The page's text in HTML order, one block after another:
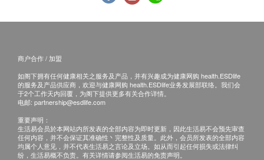
查询热线: 35862219
商户合作 / 加盟
如阁下拥有任何健康相关之服务及产品，并有兴趣成为健康网购 health.ESDlife
的服务及产品供应商，欢迎与健康网购 health.ESDlife业务发展部联络。我们会
于2个工作天内回覆，为阁下提供更多有关合作详情。
电邮: partnership@esdlife.com
重要声明：
生活易会员於本网站内所发表的全部内容为即时更新，因此生活易不会预先审查
任何内容，并不会保证其准确性丶完整性及质量。此外，会员所发表的全部内容
均属个人意见，并不代表生活易之言论及立场。如从而引起任何损失或法律纠
纷，生活易概不负责。有关详情请参阅生活易的免责声明。